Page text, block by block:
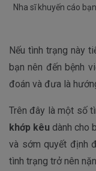
Nha sĩ khuyến cáo
Nếu tình trạng này
bạn nên đến bệnh
đoán và đưa là
Trên đây là một số
khớp kêu dành cho
và sớm quyết định
tình trạng trở nên